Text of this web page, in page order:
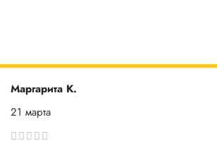
Маргарита К.
21 марта